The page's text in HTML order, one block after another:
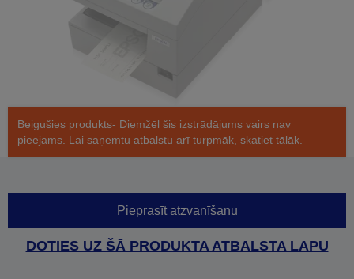
Beigušies produkts- Diemžēl šis izstrādājums vairs nav
pieejams. Lai saņemtu atbalstu arī turpmāk, skatiet tālāk.
Pieprasīt atzvanīšanu
DOTIES UZ ŠĀ PRODUKTA ATBALSTA LAPU